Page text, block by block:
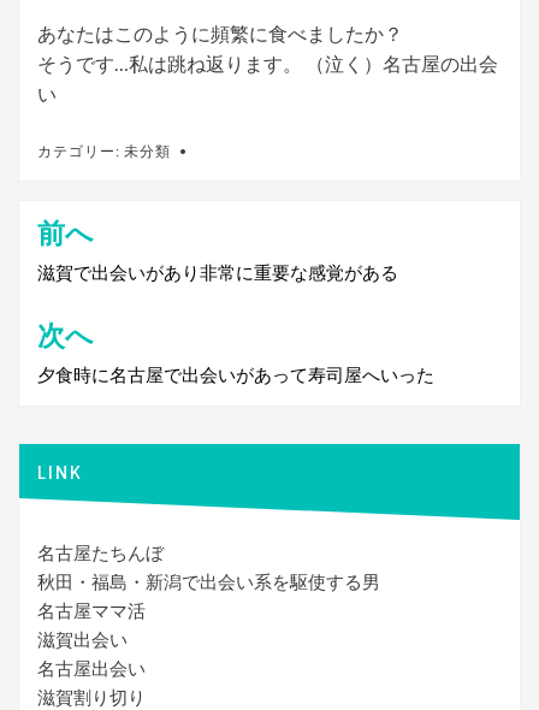
あなたはこのように頻繁に食べましたか？
そうです…私は跳ね返ります。 （泣く）名古屋の出会
い
カテゴリー: 未分類
投
稿
ナ
ビ
ゲ
ー
シ
ン
前へ
滋賀で出会いがあり非常に重要な感覚がある
次へ
夕食時に名古屋で出会いがあって寿司屋へいった
LINK
名古屋たちんぼ
秋田・福島・新潟で出会い系を駆使する男
名古屋ママ活
滋賀出会い
名古屋出会い
滋賀割り切り